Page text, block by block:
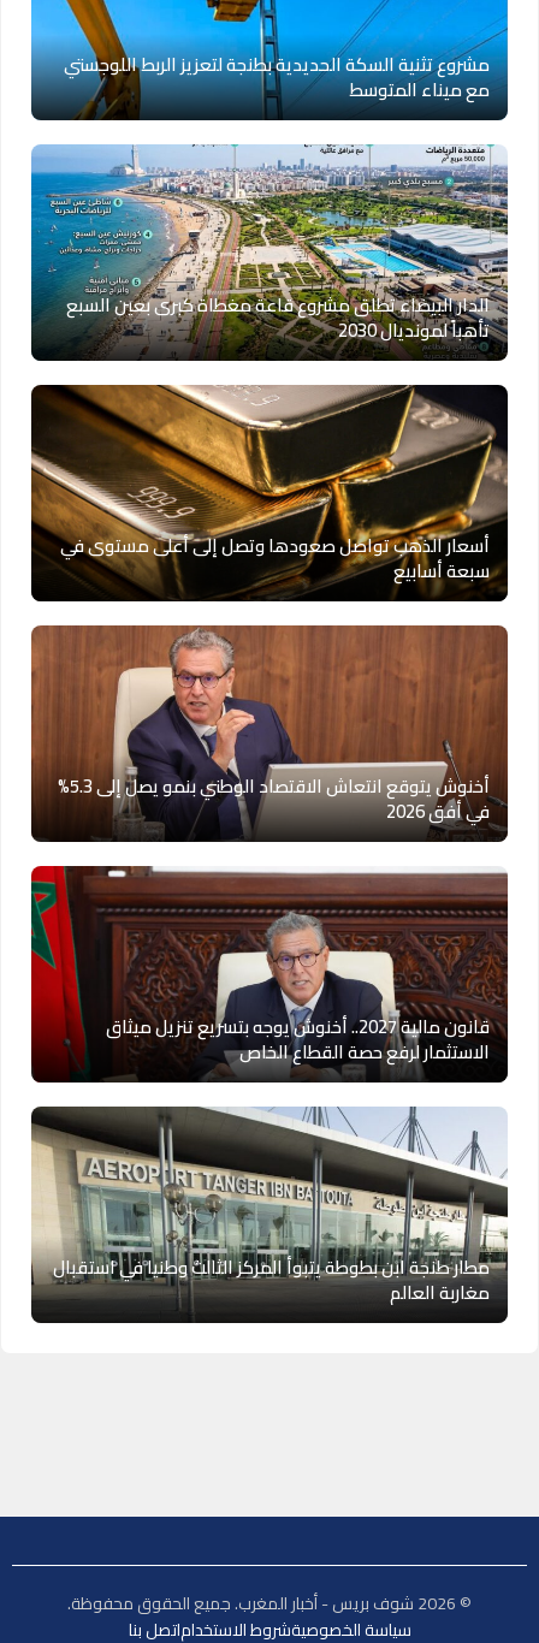
مشروع تثنية السكة الحديدية بطنجة لتعزيز الربط اللوجستي
مع ميناء المتوسط
الدار البيضاء تطلق مشروع قاعة مغطاة كبرى بعين السبع
تأهباً لمونديال 2030
أسعار الذهب تواصل صعودها وتصل إلى أعلى مستوى في
سبعة أسابيع
أخنوش يتوقع انتعاش الاقتصاد الوطني بنمو يصل إلى 5.3%
في أفق 2026
قانون مالية 2027.. أخنوش يوجه بتسريع تنزيل ميثاق
الاستثمار لرفع حصة القطاع الخاص
مطار طنجة ابن بطوطة يتبوأ المركز الثالث وطنيا في استقبال
مغاربة العالم
© 2026 شوف بريس - أخبار المغرب. جميع الحقوق محفوظة.
سياسة الخصوصيةشروط الاستخداماتصل بنا